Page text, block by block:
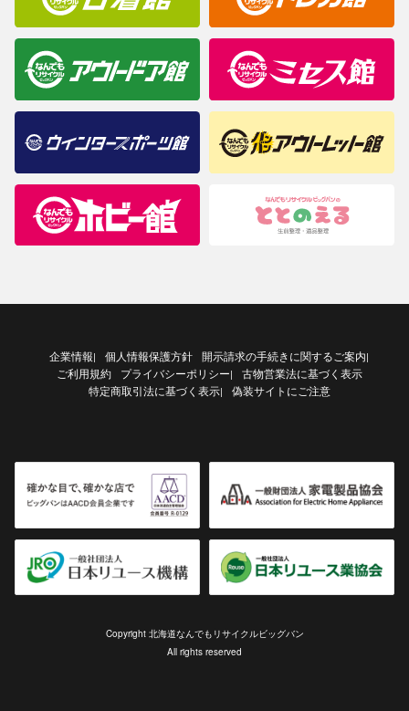
企業情報| 個人情報保護方針 開示請求の手続きに関するご案内|
ご利用規約 プライバシーポリシー|
古物営業法に基づく表示
特定商取引法に基づく表示| 偽装サイトにご注意
Copyright 北海道なんでもリサイクルビッグバン
All rights reserved